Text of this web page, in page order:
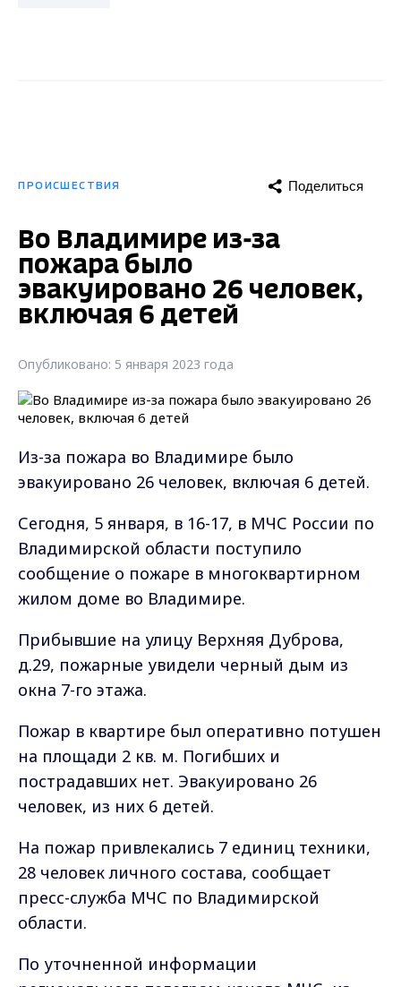
ПРОИСШЕСТВИЯ Поделиться
Во Владимире из-за
пожара было
эвакуировано 26 человек,
включая 6 детей
Опубликовано: 5 января 2023 года
Из-за пожара во Владимире было
эвакуировано 26 человек, включая 6 детей.
Сегодня, 5 января, в 16-17, в МЧС России по
Владимирской области поступило
сообщение о пожаре в многоквартирном
жилом доме во Владимире.
Прибывшие на улицу Верхняя Дуброва,
д.29, пожарные увидели черный дым из
окна 7-го этажа.
Пожар в квартире был оперативно потушен
на площади 2 кв. м. Погибших и
пострадавших нет. Эвакуировано 26
человек, из них 6 детей.
На пожар привлекались 7 единиц техники,
28 человек личного состава, сообщает
пресс-служба МЧС по Владимирской
области.
По уточненной информации